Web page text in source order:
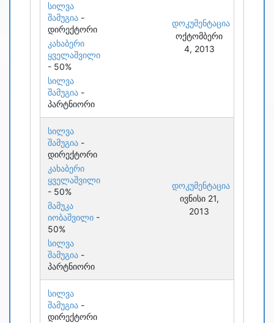
სილვა
შამუგია -
დირექტორი
კახაბერი
ყველაშვილი
- 50%
სილვა
შამუგია -
პარტნიორი
დოკუმენტაცია
ოქტომბერი
4, 2013
სილვა
შამუგია -
დირექტორი
კახაბერი
ყველაშვილი
- 50%
მამუკა
იობაშვილი -
50%
სილვა
შამუგია -
პარტნიორი
დოკუმენტაცია
ივნისი 21,
2013
სილვა
შამუგია -
დირექტორი